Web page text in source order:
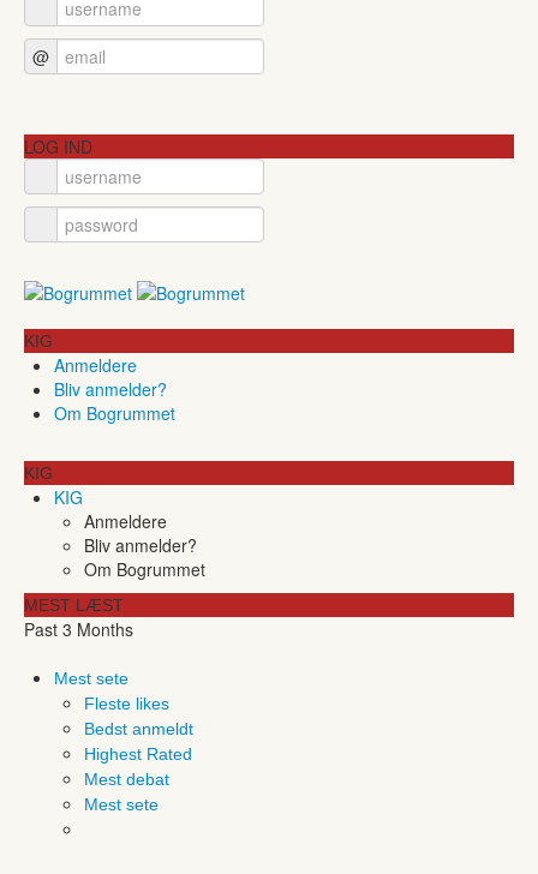
@
LOG IND
KIG
Anmeldere
Bliv anmelder?
Om Bogrummet
KIG
KIG
Anmeldere
Bliv anmelder?
Om Bogrummet
MEST LÆST
Past 3 Months
Mest sete
Fleste likes
Bedst anmeldt
Highest Rated
Mest debat
Mest sete